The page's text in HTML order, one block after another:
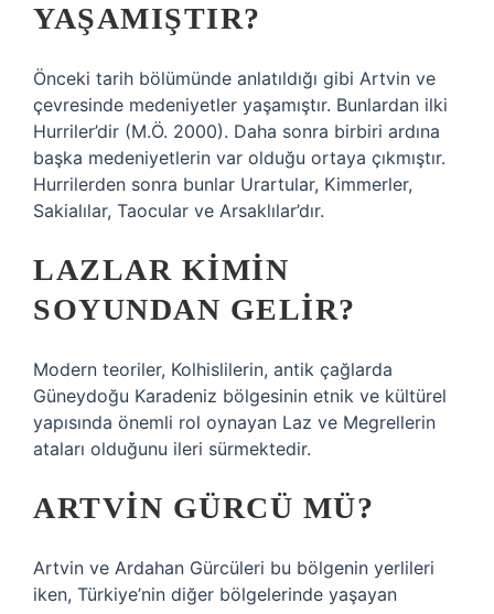
YAŞAMIŞTIR?
Önceki tarih bölümünde anlatıldığı gibi Artvin ve
çevresinde medeniyetler yaşamıştır. Bunlardan ilki
Hurriler’dir (M.Ö. 2000). Daha sonra birbiri ardına
başka medeniyetlerin var olduğu ortaya çıkmıştır.
Hurrilerden sonra bunlar Urartular, Kimmerler,
Sakialılar, Taocular ve Arsaklılar’dır.
LAZLAR KIMIN
SOYUNDAN GELIR?
Modern teoriler, Kolhislilerin, antik çağlarda
Güneydoğu Karadeniz bölgesinin etnik ve kültürel
yapısında önemli rol oynayan Laz ve Megrellerin
ataları olduğunu ileri sürmektedir.
ARTVIN GÜRCÜ MÜ?
Artvin ve Ardahan Gürcüleri bu bölgenin yerlileri
iken, Türkiye’nin diğer bölgelerinde yaşayan